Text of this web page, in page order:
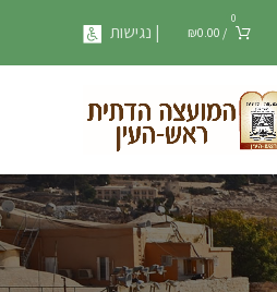
0
/
₪0.00 | נגישות